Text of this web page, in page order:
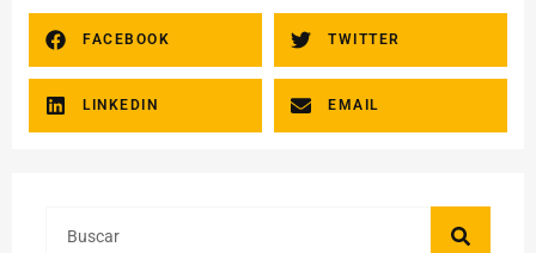
FACEBOOK TWITTER
LINKEDIN EMAIL